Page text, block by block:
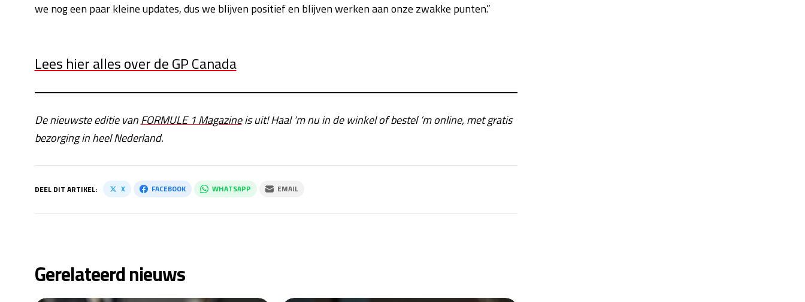
we nog een paar kleine updates, dus we blijven positief en blijven werken aan onze zwakke punten.”
Lees hier alles over de GP Canada
De nieuwste editie vanFORMULE 1 Magazineis uit! Haal ‘m nu in de winkel of bestel ‘m online, met gratis
bezorging in heel Nederland.
DEEL DIT ARTIKEL: X FACEBOOK WHATSAPP EMAIL
Gerelateerd nieuws